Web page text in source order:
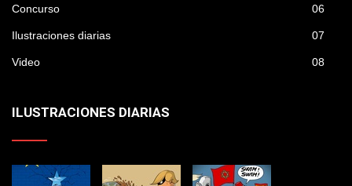
Concurso 06
Ilustraciones diarias 07
Video 08
ILUSTRACIONES DIARIAS